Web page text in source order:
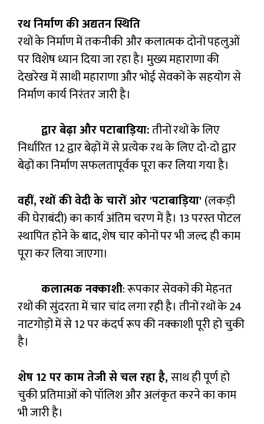
रथ निर्माण की अद्यतन स्थिति
रथों के निर्माण में तकनीकी और कलात्मक दोनों पहलुओं
पर विशेष ध्यान दिया जा रहा है। मुख्य महाराणा की
देखरेख में साथी महाराणा और भोई सेवकों के सहयोग से
निर्माण कार्य निरंतर जारी है।
द्वार बेढ़ा और पटाबाड़िया:तीनों रथों के लिए
निर्धारित 12 द्वार बेढ़ों में से प्रत्येक रथ के लिए दो-दो द्वार
बेढ़ों का निर्माण सफलतापूर्वक पूरा कर लिया गया है।
वहीं, रथों की वेदी के चारों ओर 'पटाबाड़िया' (लकड़ी
की घेराबंदी) का कार्य अंतिम चरण में है। 13 परस्त पोटल
स्थापित होने के बाद, शेष चार कोनों पर भी जल्द ही काम
पूरा कर लिया जाएगा।
कलात्मक नक्काशी: रूपकार सेवकों की मेहनत
रथों की सुंदरता में चार चांद लगा रही है। तीनों रथों के 24
नाटगोड़ों में से 12 पर कंदर्प रूप की नक्काशी पूरी हो चुकी
है।
शेष 12 पर काम तेजी से चल रहा है,साथ ही पूर्ण हो
चुकी प्रतिमाओं को पॉलिश और अलंकृत करने का काम
भी जारी है।